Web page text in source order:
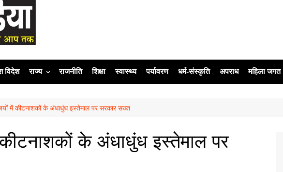
विदेश राज्य
दिल्ली
पंजाब
राजनीति शिक्षा स्वास्थ्य पर्यावरण धर्म-संस्कृति अपराध महिला जगत
में कीटनाशकों के अंधाधुंध इस्तेमाल पर सरकार सख्त
के अंधाधुंध इस्तेमाल पर